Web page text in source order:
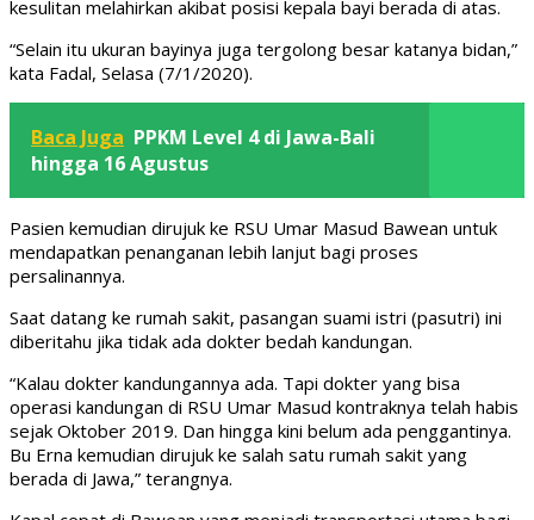
kesulitan melahirkan akibat posisi kepala bayi berada di atas.
“Selain itu ukuran bayinya juga tergolong besar katanya bidan,”
kata Fadal, Selasa (7/1/2020).
Baca Juga PPKM Level 4 di Jawa-Bali
hingga 16 Agustus
Pasien kemudian dirujuk ke RSU Umar Masud Bawean untuk
mendapatkan penanganan lebih lanjut bagi proses
persalinannya.
Saat datang ke rumah sakit, pasangan suami istri (pasutri) ini
diberitahu jika tidak ada dokter bedah kandungan.
“Kalau dokter kandungannya ada. Tapi dokter yang bisa
operasi kandungan di RSU Umar Masud kontraknya telah habis
sejak Oktober 2019. Dan hingga kini belum ada penggantinya.
Bu Erna kemudian dirujuk ke salah satu rumah sakit yang
berada di Jawa,” terangnya.